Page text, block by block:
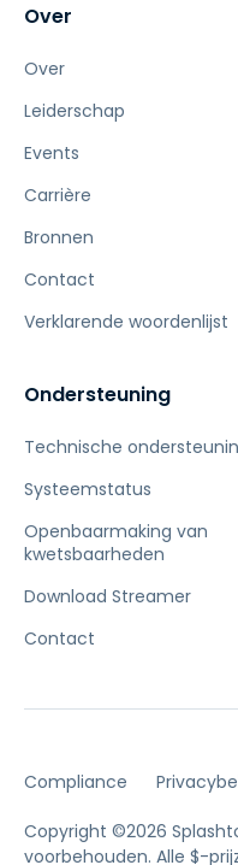
Over
Over
Leiderschap
Events
Carrière
Bronnen
Contact
Verklarende woordenlijst
Ondersteuning
Technische
Systeemstatus
Openbaarmaking van
kwetsbaarheden
Download Streamer
Contact
Compliance
Copyright ©2026
voorbehouden. Alle $-